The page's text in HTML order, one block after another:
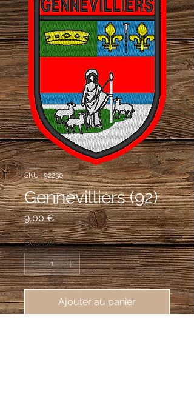
SKU : 92230
Gennevilliers (92)
9,00 €Prix
Quantité *
Ajouter au panier